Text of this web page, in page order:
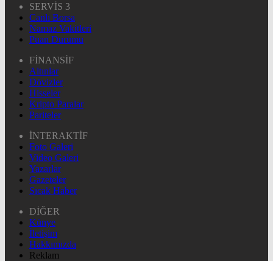
SERVİS 3
Canlı Borsa
Namaz Vakitleri
Puan Durumu
FİNANSİF
Altınlar
Dövizler
Hisseler
Kripto Paralar
Pariteler
İNTERAKTİF
Foto Galeri
Video Galeri
Yazarlar
Gazeteler
Sıcak Haber
DİĞER
Künye
İletişim
Hakkımızda
Reklam